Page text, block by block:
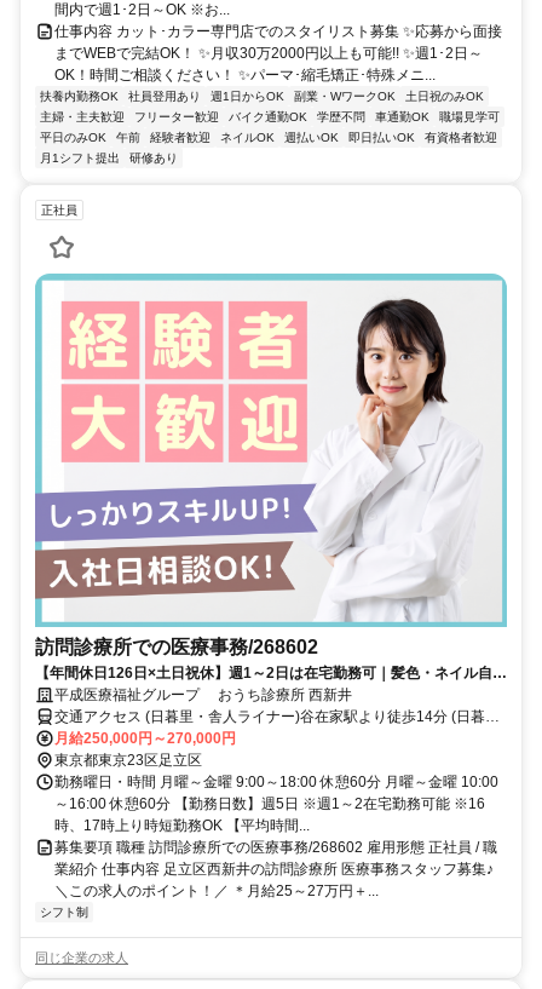
間内で週1･2日～OK ※お...
仕事内容 カット･カラー専門店でのスタイリスト募集 ✨応募から面接
までWEBで完結OK！ ✨月収30万2000円以上も可能!! ✨週1･2日～
OK！時間ご相談ください！ ✨パーマ･縮毛矯正･特殊メニ...
扶養内勤務OK 社員登用あり 週1日からOK 副業・WワークOK
土日祝のみOK
主婦・主夫歓迎
フリーター歓迎 バイク通勤OK 学歴不問 車通勤OK
職場見学可
平日のみOK
午前 経験者歓迎 ネイルOK 週払いOK 即日払いOK
有資格者歓迎
月1シフト提出
研修あり
正社員
訪問診療所での医療事務/268602
【年間休日126日×土日祝休】週1～2日は在宅勤務可｜髪色・ネイル自
由！私服OK
平成医療福祉グループ おうち診療所 西新井
交通アクセス (日暮里・舎人ライナー)谷在家駅より徒歩14分 (日暮
里・舎人ライナー)西新井大師西徒歩17分 (東武大師線)大師前徒歩15
分 交通費全額支給 車通勤相談可能（駐車場が限られているため）
月給250,000円～270,000円
東京都東京23区足立区
勤務曜日・時間 月曜～金曜 9:00～18:00 休憩60分 月曜～金曜 10:00
～16:00 休憩60分 【勤務日数】週5日 ※週1～2在宅勤務可能 ※16
時、17時上り時短勤務OK 【平均時間...
募集要項 職種 訪問診療所での医療事務/268602 雇用形態 正社員 / 職
業紹介 仕事内容 足立区西新井の訪問診療所 医療事務スタッフ募集♪
＼この求人のポイント！／ ＊月給25～27万円＋...
シフト制
同じ企業の求人